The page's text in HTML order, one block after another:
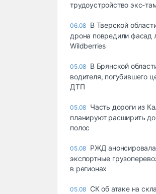
трудоустройство экс-
06.08 В Тверской
дрона повредили фасад
Wildberries
05.08 В Брянской
водителя, погубившего
ДТП
05.08 Часть дороги из
планируют расширить
полос
05.08 РЖД
экспортные
в регионах
05.08 СК об атаке на